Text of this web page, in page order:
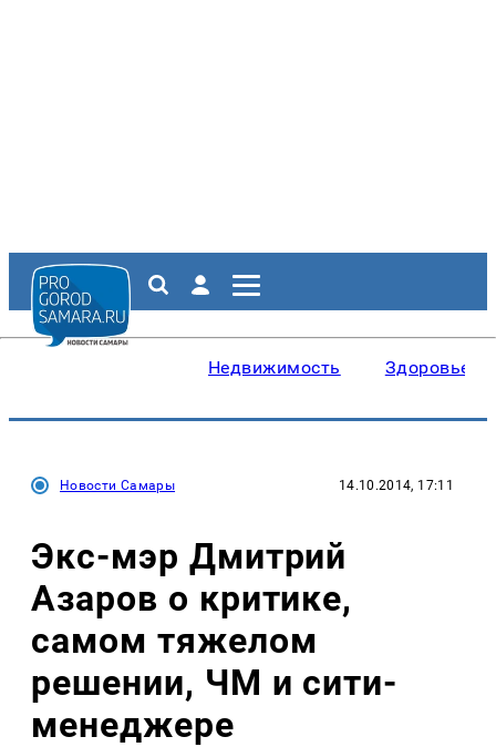
Недвижимость Здоровье
Новости Самары 14.10.2014, 17:11
Экс-мэр Дмитрий
Азаров о критике,
самом тяжелом
решении, ЧМ и сити-
менеджере